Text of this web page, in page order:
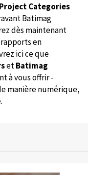
Categories
Batimag
dès maintenant
en
ici ce que
etBatimag
à vous offrir -
manière numérique,